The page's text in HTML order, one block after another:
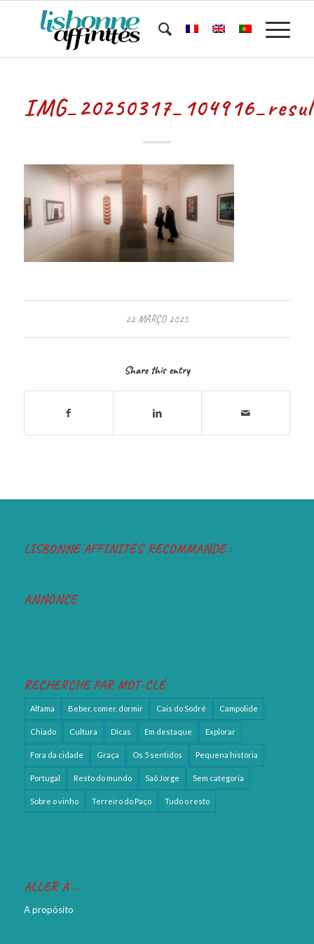
22 MARÇO 2025
Share this entry
LISBONNE AFFINITÉS RECOMMANDE :
ANNONCE
RECHERCHE PAR MOT-CLÉ
Alfama Beber, comer, dormir Cais do Sodré Campolide
Chiado Cultura Dicas Em destaque Explorar
Fora da cidade Graça Os 5 sentidos Pequena historia
Portugal Resto do mundo Saõ Jorge Sem categoria
Sobre o vinho Terreiro do Paço Tudo o resto
ALLER À …
A propósito